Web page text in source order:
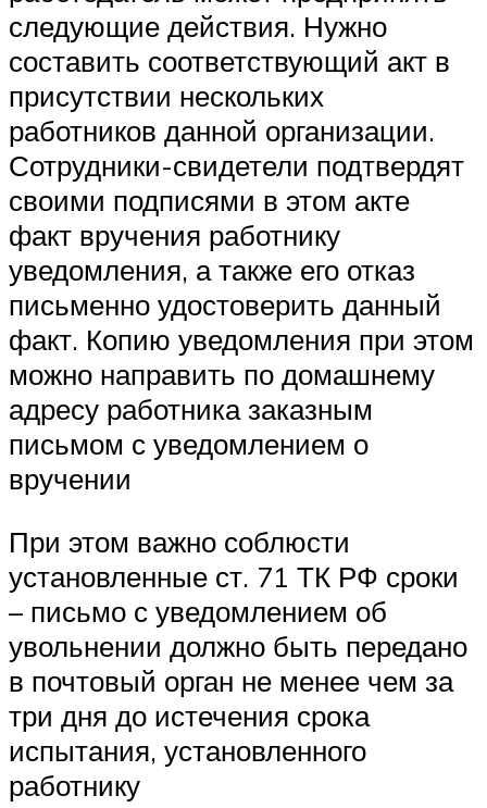
следующие действия. Нужно
составить соответствующий акт в
присутствии нескольких
работников данной организации.
Сотрудники-свидетели подтвердят
своими подписями в этом акте
факт вручения работнику
уведомления, а также его отказ
письменно удостоверить данный
факт. Копию уведомления при этом
можно направить по домашнему
адресу работника заказным
письмом с уведомлением о
вручении
При этом важно соблюсти
установленные ст. 71 ТК РФ сроки
– письмо с уведомлением об
увольнении должно быть передано
в почтовый орган не менее чем за
три дня до истечения срока
испытания, установленного
работнику